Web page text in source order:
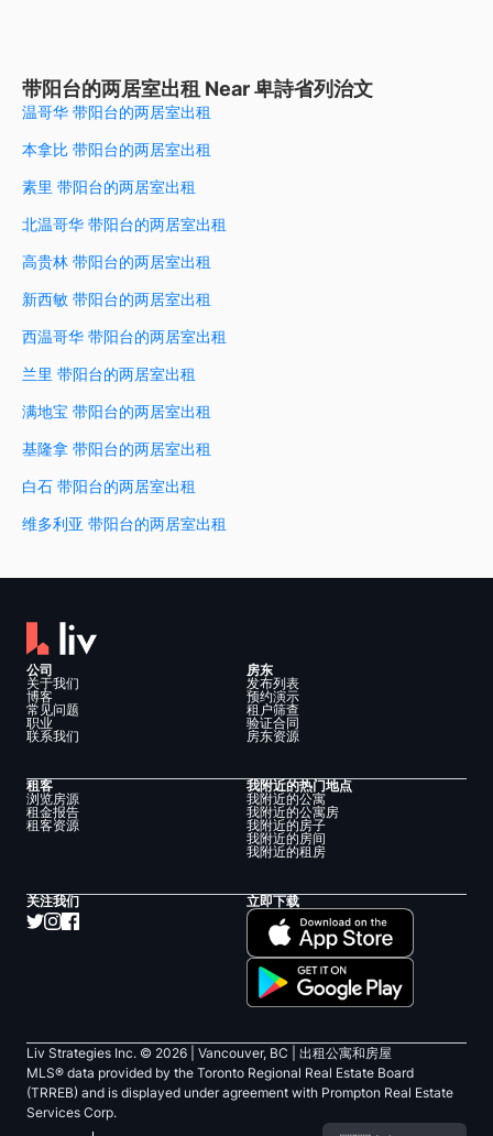
带阳台的两居室出租 Near 卑詩省列治文
温哥华 带阳台的两居室出租
本拿比 带阳台的两居室出租
素里 带阳台的两居室出租
北温哥华 带阳台的两居室出租
高贵林 带阳台的两居室出租
新西敏 带阳台的两居室出租
西温哥华 带阳台的两居室出租
兰里 带阳台的两居室出租
满地宝 带阳台的两居室出租
基隆拿 带阳台的两居室出租
白石 带阳台的两居室出租
维多利亚 带阳台的两居室出租
公司
关于我们
博客
常见问题
职业
联系我们
房东
发布列表
预约演示
租户筛查
验证合同
房东资源
租客
浏览房源
租金报告
租客资源
我附近的热门地点
我附近的公寓
我附近的公寓房
我附近的房子
我附近的房间
我附近的租房
关注我们 立即下载
Liv Strategies Inc. © 2026 | Vancouver, BC |
出租公寓和房屋
MLS® data provided by the Toronto Regional Real Estate Board
(TRREB) and is displayed under agreement with Prompton Real Estate
Services Corp.